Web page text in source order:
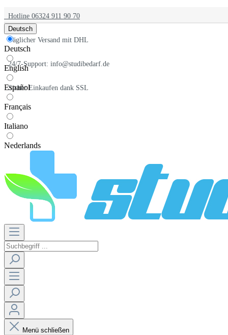
Hotline 06324 911 90 70
Täglicher Versand mit DHL
24/7-Support: info@studibedarf.de
Sicher Einkaufen dank SSL
Deutsch
Deutsch
English
Español
Français
Italiano
Nederlands
Menü schließen